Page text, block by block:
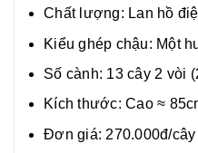
Chất lượng: Lan hồ
Kiểu ghép chậu: Một
Số cành: 13 cây 2 vòi
Kích thước: Cao ≈
Đơn giá: 270.000đ/cây